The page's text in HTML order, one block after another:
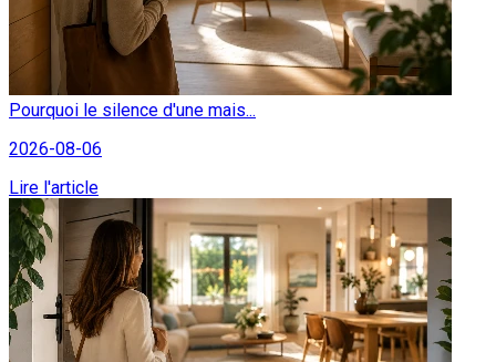
Pourquoi le silence d'une mais...
2026-08-06
Lire l'article